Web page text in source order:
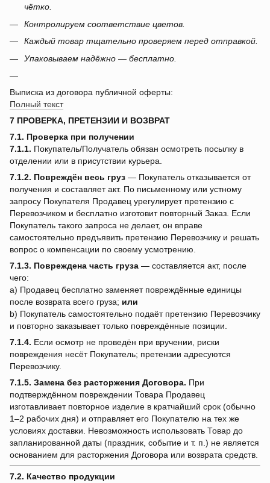
чётко.
Контролируем соответствие цветов.
Каждый товар тщательно проверяем перед отправкой.
Упаковываем надёжно — бесплатно.
Выписка из договора публичной оферты:
Полный текст
7 ПРОВЕРКА, ПРЕТЕНЗИИ И ВОЗВРАТ
7.1. Проверка при получении
7.1.1. Покупатель/Получатель обязан осмотреть посылку в
отделении или в присутствии курьера.
7.1.2. Повреждён весь груз — Покупатель отказывается от
получения и составляет акт. По письменному или устному
запросу Покупателя Продавец урегулирует претензию с
Перевозчиком и бесплатно изготовит повторный Заказ. Если
Покупатель такого запроса не делает, он вправе
самостоятельно предъявить претензию Перевозчику и решать
вопрос о компенсации по своему усмотрению.
7.1.3. Повреждена часть груза — составляется акт, после
чего:
a) Продавец бесплатно заменяет повреждённые единицы
после возврата всего груза; или
b) Покупатель самостоятельно подаёт претензию Перевозчику
и повторно заказывает только повреждённые позиции.
7.1.4. Если осмотр не проведён при вручении, риски
повреждения несёт Покупатель; претензии адресуются
Перевозчику.
7.1.5. Замена без расторжения Договора. При
подтверждённом повреждении Товара Продавец
изготавливает повторное изделие в кратчайший срок (обычно
1–2 рабочих дня) и отправляет его Покупателю на тех же
условиях доставки. Невозможность использовать Товар до
запланированной даты (праздник, событие и т. п.) не является
основанием для расторжения Договора или возврата средств.
7.2. Качество продукции